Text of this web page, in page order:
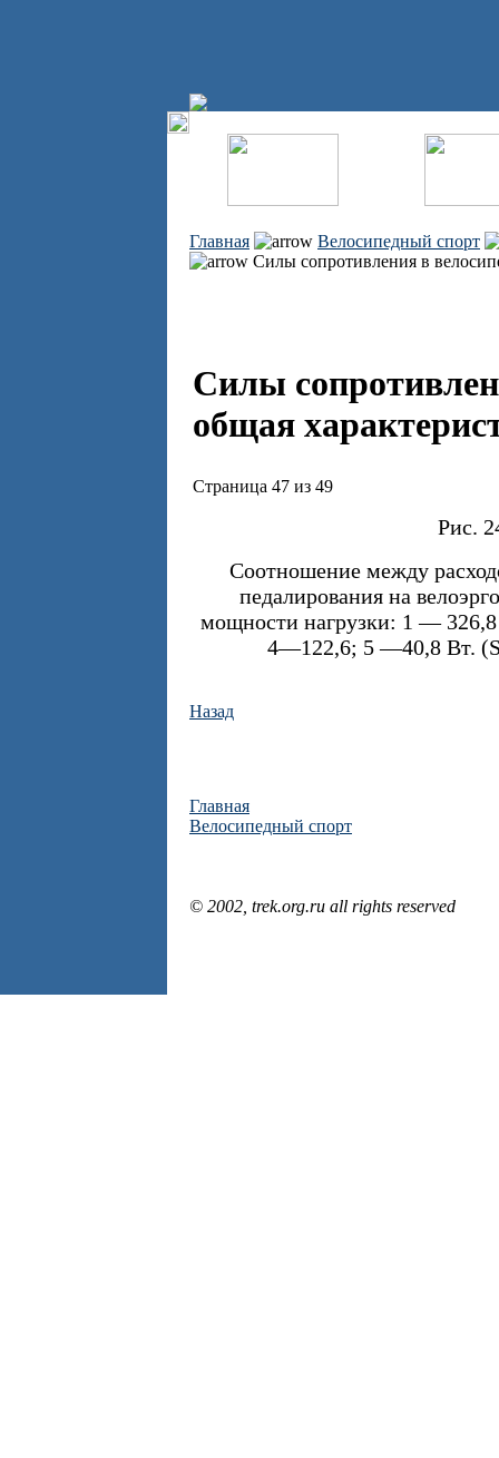
Главная
Велосипедный спорт
Силы сопротивления в
Силы
общая
Страница 47 из 49
Рис.
Соотношение между
педалирования на
мощности нагрузки: 1 —
4—122,6; 5 —40,8 Вт.
Назад
Главная
Велосипедный спорт
© 2002, trek.org.ru all rights reserved